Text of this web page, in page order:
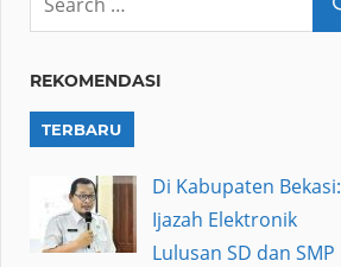
REKOMENDASI
TERBARU
Di Kabupaten Bekasi:
Ijazah Elektronik
Lulusan SD dan SMP